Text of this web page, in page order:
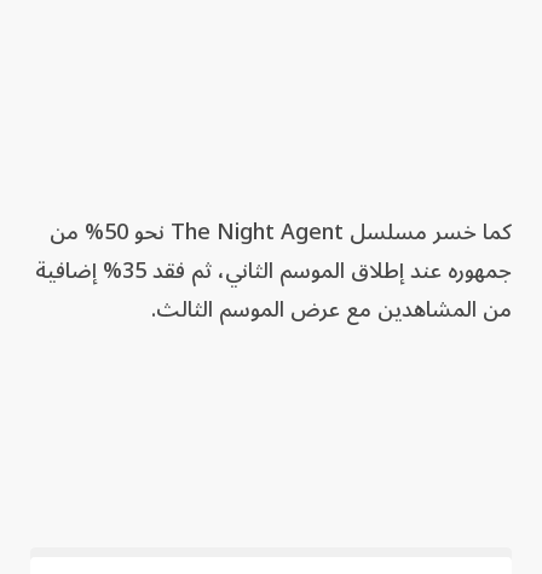
كما خسر مسلسل The Night Agent نحو 50% من
جمهوره عند إطلاق الموسم الثاني، ثم فقد 35% إضافية
من المشاهدين مع عرض الموسم الثالث.